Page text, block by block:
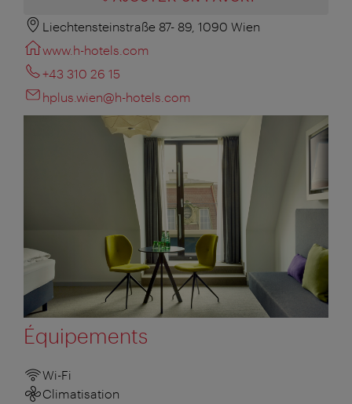
Liechtensteinstraße 87- 89, 1090 Wien
www.h-hotels.com
+43 310 26 15
hplus.wien@h-hotels.com
Équipements
Wi-Fi
Climatisation